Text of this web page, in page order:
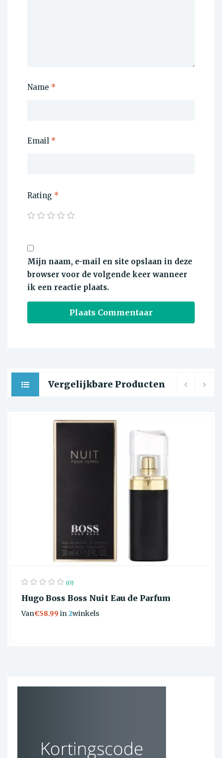
Name *
Email *
Rating *
Mijn naam, e-mail en site opslaan in deze
browser voor de volgende keer wanneer
ik een reactie plaats.
Vergelijkbare Producten
(0)
Hugo Boss Boss Nuit Eau de Parfum
Van€58.99in2winkels